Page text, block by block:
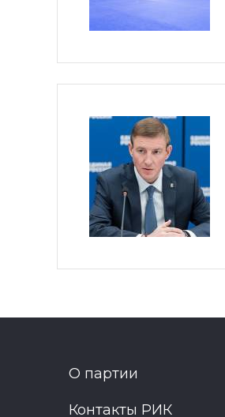
О партии
Контакты РИК